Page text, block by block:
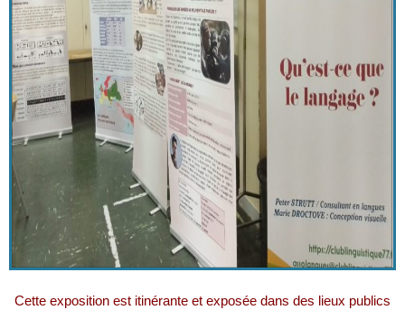
Cette exposition est itinérante et exposée dans des lieux publics